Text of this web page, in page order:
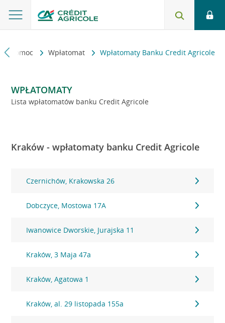
i pomoc Wpłatomat Wpłatomaty Banku Credit Agricole
WPŁATOMATY
Lista wpłatomatów banku Credit Agricole
Kraków - wpłatomaty banku Credit Agricole
Czernichów, Krakowska 26
Dobczyce, Mostowa 17A
Iwanowice Dworskie, Jurajska 11
Kraków, 3 Maja 47a
Kraków, Agatowa 1
Kraków, al. 29 listopada 155a